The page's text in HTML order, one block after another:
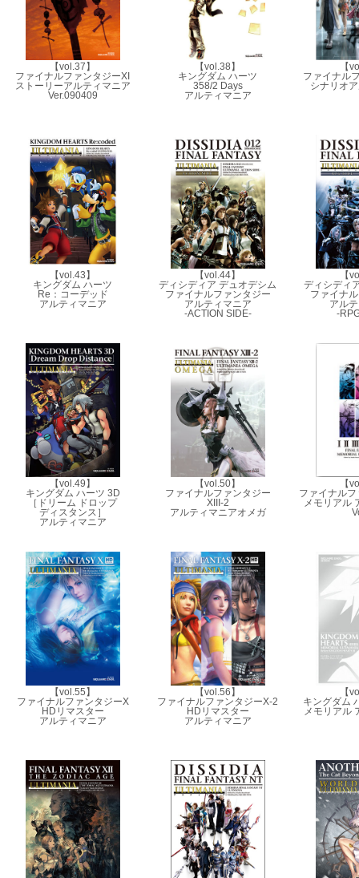
【vol.37】
ファイナルファンタジーXI
ストーリーアルティマニア
Ver.090409
【vol.38】
キングダム ハーツ
358/2 Days
アルティマニア
【
ファイナル
シナリオ
【vol.43】
キングダム ハーツ
Re：コーデッド
アルティマニア
【vol.44】
ディシディア デュオデシム
ファイナルファンタジー
アルティマニア
-ACTION SIDE-
【
ディシディ
ファイナ
アル
-
【vol.49】
キングダム ハーツ 3D
［ドリーム ドロップ
ディスタンス］
アルティマニア
【vol.50】
ファイナルファンタジー
XIII-2
アルティマニアオメガ
【
ファイナル
メモリアル
【vol.55】
ファイナルファンタジーX
HDリマスター
アルティマニア
【vol.56】
ファイナルファンタジーX-2
HDリマスター
アルティマニア
【
キングダム
メモリアル